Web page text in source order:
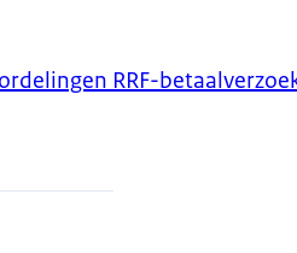
RRF-